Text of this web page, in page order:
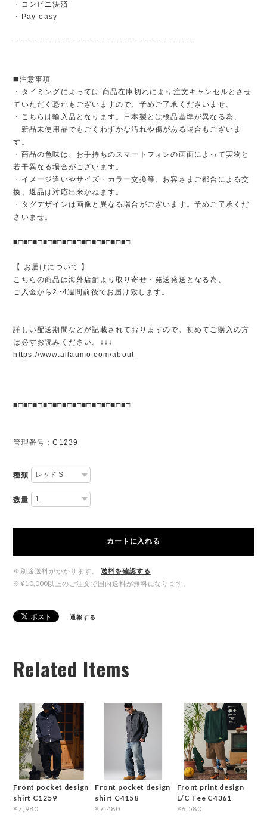
・コンビニ決済
・Pay-easy
----------------------------------------------------------
◼️注意事項
・タイミングによっては 商品在庫切れにより注文キャンセルとさせ
ていただく恐れもございますので、予めご了承くださいませ。
・こちらは輸入品となります。日本製とは検品基準が異なる為、
新品未使用品でもごくわずかな汚れや傷がある場合もございま
す。
・商品の色味は、お手持ちのスマートフォンの画面によって実物と
若干異なる場合がございます。
・イメージ違いやサイズ・カラー交換等、お客さまご都合による交
換、返品は対応出来かねます。
・タグデザインは画像と異なる場合がございます。予めご了承くだ
さいませ。
■□■□■□■□■□■□■□■□■□■□■□■□
【 お届けについて 】
こちらの商品は海外店舗より取り寄せ・発送発送となる為、
ご入金から2~4週間前後でお届け致します。
詳しい配送期間などが記載されておりますので、初めてご購入の方
は必ずお読みください。↓↓↓
https://www.allaumo.com/about
■□■□■□■□■□■□■□■□■□■□■□■□
管理番号：C1239
種類
数量
カートに入れる
※別途送料がかかります。
送料を確認する
※¥10,000以上のご注文で国内送料が無料になります。
通報する
Related Items
Front pocket design
shirt C1259
¥7,980
Front pocket design
shirt C4158
¥7,480
Front print design
L/C Tee C4361
¥6,580